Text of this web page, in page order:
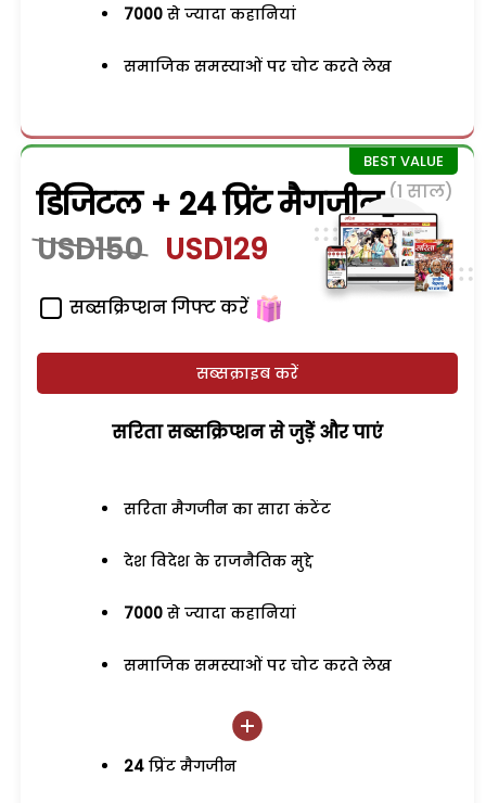
7000 से ज्यादा कहानियां
समाजिक समस्याओं पर चोट करते लेख
डिजिटल + 24 प्रिंट मैगजीन (1 साल)
USD150 USD129
सब्सक्रिप्शन गिफ्ट करें
सब्सक्राइब करें
सरिता सब्सक्रिप्शन से जुड़ेें और पाएं
सरिता मैगजीन का सारा कंटेंट
देश विदेश के राजनैतिक मुद्दे
7000 से ज्यादा कहानियां
समाजिक समस्याओं पर चोट करते लेख
24 प्रिंट मैगजीन